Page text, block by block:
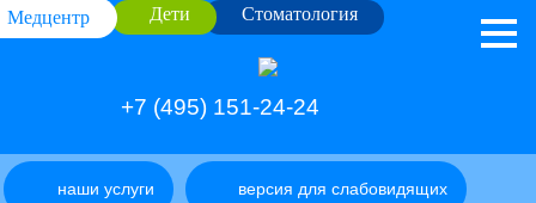
Медцентр Дети Стоматология
+7 (495) 151-24-24
наши услуги версия для слабовидящих